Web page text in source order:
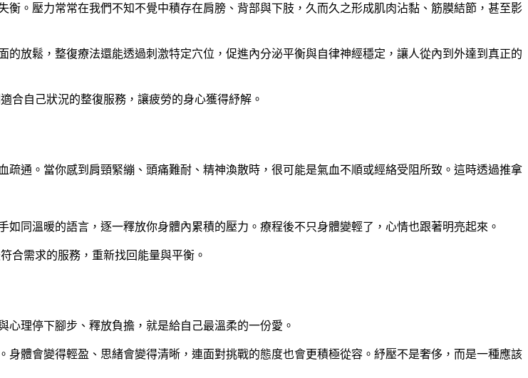
。壓力常常在我們不知不覺中積存在肩膀、背部與下肢，久而久之形成肌肉沾黏、筋膜結節，甚至影
放鬆，整復療法還能透過刺激特定穴位，促進內分泌平衡與自律神經穩定，讓人從內到外達到真正的
合自己狀況的整復服務，讓疲勞的身心獲得紓解。
通。當你感到肩頸緊繃、頭痛難耐、精神渙散時，很可能是氣血不順或經絡受阻所致。這時透過推拿
同溫暖的語言，逐一釋放你身體內累積的壓力。療程後不只身體變輕了，心情也跟著明亮起來。
合需求的服務，重新找回能量與平衡。
理停下腳步、釋放負擔，就是給自己最溫柔的一份愛。
體會變得輕盈、思緒會變得清晰，連面對挑戰的態度也會更積極從容。紓壓不是奢侈，而是一種應該